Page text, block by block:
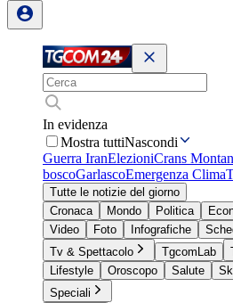
In evidenza
Mostra tuttiNascondi
Guerra IranElezioniCrans
boscoGarlascoEmergenza Clima
Tutte le notizie del giorno
Cronaca
Mondo Politica
Video
Foto Infografiche
Tv & Spettacolo
TgcomLab
Lifestyle
Oroscopo Salute
Speciali